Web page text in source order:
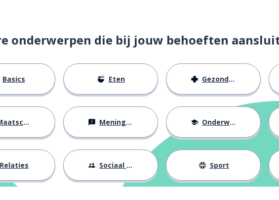
onderwerpen die bij jouw behoeften
Basics Eten Gezondheid
Meningen Onderwijs
Relaties Sociaal leven Sport